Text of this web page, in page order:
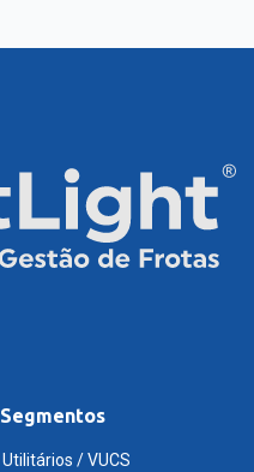
Segmentos
Utilitários / VUCS